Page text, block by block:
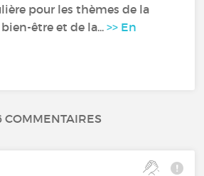
pour les thèmes de la
être et de la...>> En
COMMENTAIRES